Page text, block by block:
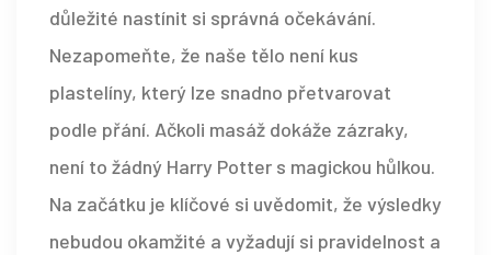
důležité nastínit si správná očekávání.
Nezapomeňte, že naše tělo není kus
plastelíny, který lze snadno přetvarovat
podle přání. Ačkoli masáž dokáže zázraky,
není to žádný Harry Potter s magickou hůlkou.
Na začátku je klíčové si uvědomit, že výsledky
nebudou okamžité a vyžadují si pravidelnost a